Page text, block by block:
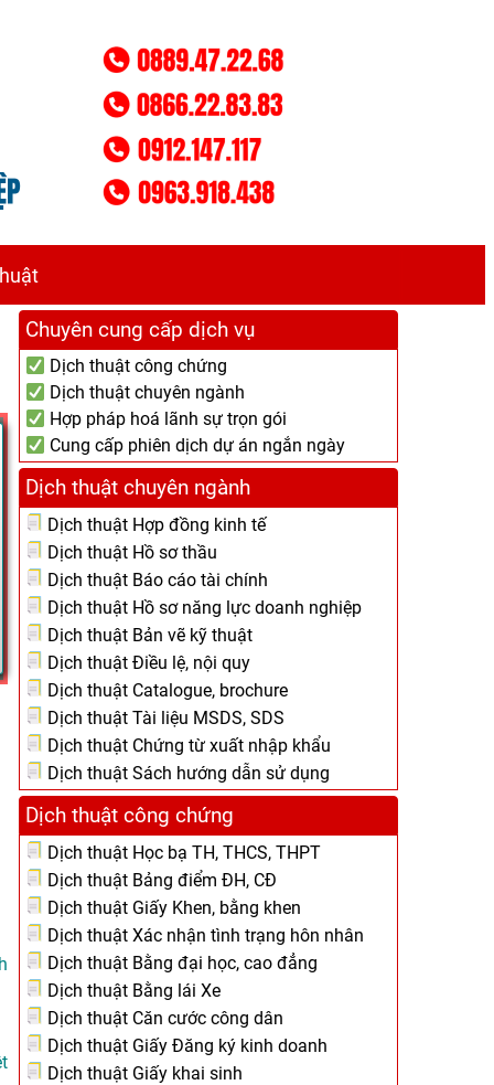
Chuyên cung cấp dịch vụ
Dịch thuật công chứng
Dịch thuật chuyên ngành
Hợp pháp hoá lãnh sự trọn gói
Cung cấp phiên dịch dự án ngắn ngày
Dịch thuật chuyên ngành
Dịch thuật Hợp đồng kinh tế
Dịch thuật Hồ sơ thầu
Dịch thuật Báo cáo tài chính
Dịch thuật Hồ sơ năng lực doanh nghiệp
Dịch thuật Bản vẽ kỹ thuật
Dịch thuật Điều lệ, nội quy
Dịch thuật Catalogue, brochure
Dịch thuật Tài liệu MSDS, SDS
Dịch thuật Chứng từ xuất nhập khẩu
Dịch thuật Sách hướng dẫn sử dụng
Dịch thuật công chứng
Dịch thuật Học bạ TH, THCS, THPT
Dịch thuật Bảng điểm ĐH, CĐ
Dịch thuật Giấy Khen, bằng khen
Dịch thuật Xác nhận tình trạng hôn nhân
Dịch thuật Bằng đại học, cao đẳng
Dịch thuật Bằng lái Xe
Dịch thuật Căn cước công dân
Dịch thuật Giấy Đăng ký kinh doanh
Dịch thuật Giấy khai sinh